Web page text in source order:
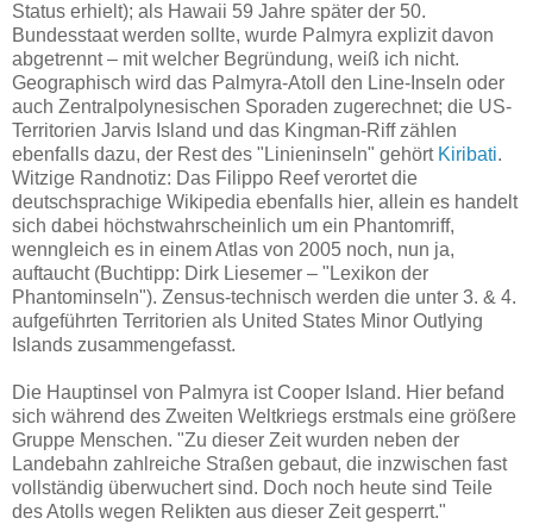
Status erhielt); als Hawaii 59 Jahre später der 50.
Bundesstaat werden sollte, wurde Palmyra explizit davon
abgetrennt – mit welcher Begründung, weiß ich nicht.
Geographisch wird das Palmyra-Atoll den Line-Inseln oder
auch Zentralpolynesischen Sporaden zugerechnet; die US-
Territorien Jarvis Island und das Kingman-Riff zählen
ebenfalls dazu, der Rest des "Linieninseln" gehört Kiribati.
Witzige Randnotiz: Das Filippo Reef verortet die
deutschsprachige Wikipedia ebenfalls hier, allein es handelt
sich dabei höchstwahrscheinlich um ein Phantomriff,
wenngleich es in einem Atlas von 2005 noch, nun ja,
auftaucht (Buchtipp: Dirk Liesemer – "Lexikon der
Phantominseln"). Zensus-technisch werden die unter 3. & 4.
aufgeführten Territorien als United States Minor Outlying
Islands zusammengefasst.
Die Hauptinsel von Palmyra ist Cooper Island. Hier befand
sich während des Zweiten Weltkriegs erstmals eine größere
Gruppe Menschen. "Zu dieser Zeit wurden neben der
Landebahn zahlreiche Straßen gebaut, die inzwischen fast
vollständig überwuchert sind. Doch noch heute sind Teile
des Atolls wegen Relikten aus dieser Zeit gesperrt."